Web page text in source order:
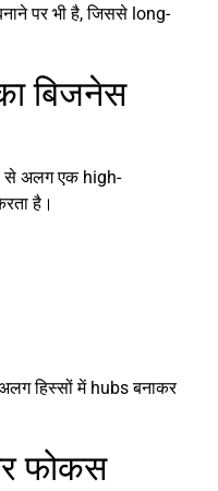
पर भी है, जिससे long-
बिजनेस
से अलग एक high-
है।
हिस्सों में hubs बनाकर
फोकस